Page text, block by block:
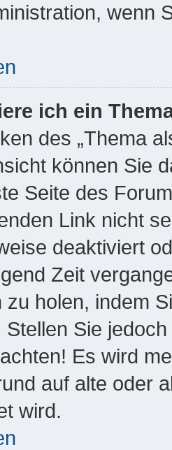
wenn
ich ein
des „Thema
können Sie
Seite des
Link nicht
deaktiviert
Zeit
zu holen, indem
Stellen Sie
Es wird
auf alte oder
wird.